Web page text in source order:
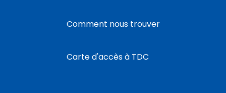
Comment nous trouver
Carte d'accès à TDC